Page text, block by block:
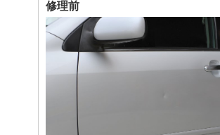
修理前